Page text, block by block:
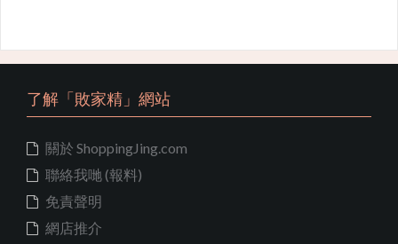
了解「敗家精」網站
關於 ShoppingJing.com
聯絡我哋 (報料)
免責聲明
網店推介